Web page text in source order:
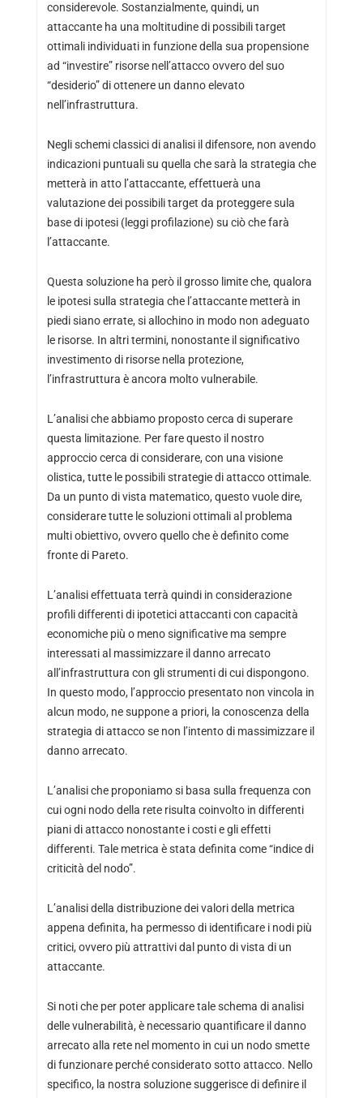
considerevole. Sostanzialmente, quindi, un
attaccante ha una moltitudine di possibili target
ottimali individuati in funzione della sua propensione
ad “investire” risorse nell’attacco ovvero del suo
“desiderio” di ottenere un danno elevato
nell’infrastruttura.
Negli schemi classici di analisi il difensore, non avendo
indicazioni puntuali su quella che sarà la strategia che
metterà in atto l’attaccante, effettuerà una
valutazione dei possibili target da proteggere sula
base di ipotesi (leggi profilazione) su ciò che farà
l’attaccante.
Questa soluzione ha però il grosso limite che, qualora
le ipotesi sulla strategia che l’attaccante metterà in
piedi siano errate, si allochino in modo non adeguato
le risorse. In altri termini, nonostante il significativo
investimento di risorse nella protezione,
l’infrastruttura è ancora molto vulnerabile.
L’analisi che abbiamo proposto cerca di superare
questa limitazione. Per fare questo il nostro
approccio cerca di considerare, con una visione
olistica, tutte le possibili strategie di attacco ottimale.
Da un punto di vista matematico, questo vuole dire,
considerare tutte le soluzioni ottimali al problema
multi obiettivo, ovvero quello che è definito come
fronte di Pareto.
L’analisi effettuata terrà quindi in considerazione
profili differenti di ipotetici attaccanti con capacità
economiche più o meno significative ma sempre
interessati al massimizzare il danno arrecato
all’infrastruttura con gli strumenti di cui dispongono.
In questo modo, l’approccio presentato non vincola in
alcun modo, ne suppone a priori, la conoscenza della
strategia di attacco se non l’intento di massimizzare il
danno arrecato.
L’analisi che proponiamo si basa sulla frequenza con
cui ogni nodo della rete risulta coinvolto in differenti
piani di attacco nonostante i costi e gli effetti
differenti. Tale metrica è stata definita come “indice di
criticità del nodo”.
L’analisi della distribuzione dei valori della metrica
appena definita, ha permesso di identificare i nodi più
critici, ovvero più attrattivi dal punto di vista di un
attaccante.
Si noti che per poter applicare tale schema di analisi
delle vulnerabilità, è necessario quantificare il danno
arrecato alla rete nel momento in cui un nodo smette
di funzionare perché considerato sotto attacco. Nello
specifico, la nostra soluzione suggerisce di definire il